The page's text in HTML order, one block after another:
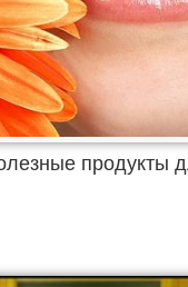
продукты